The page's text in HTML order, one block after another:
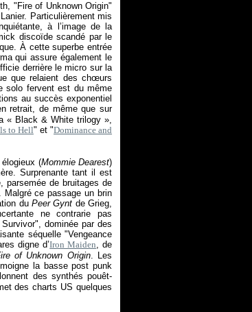
"Fire of Unknown Origin"
Particulièrement mis
à l’image de la
discoïde scandé par le
À cette superbe entrée
qui assure également le
derrière le micro sur la
que relaient des chœurs
solo fervent est du même
au succès exponentiel
retrait, de même que sur
« Black & White trilogy»,
to Hell" et "Dominance and
(Mommie Dearest)
Surprenante tant il est
parsemée de bruitages de
Malgré ce passage un brin
duPeer Gynt de Grieg,
ne contrarie pas
dominée par des
séquelle "Vengeance
digne d’Iron Maiden, de
of Unknown Origin. Les
la basse post punk
des synthés pouêt-
des charts US quelques